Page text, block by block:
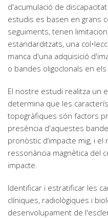
d'acumulació de
estudis es basen en grans
seguiments, tenen
estandarditzats, una
manca d'una adquisició
o bandes oligoclonals en
El nostre estudi realitza un
determina que les
topogràfiques són factors
presència d'aquestes
pronòstic d’impacte mig, i
ressonància magnètica del
impacte.
Identificar i estratificar les
clíniques, radiològiques i
desenvolupament de